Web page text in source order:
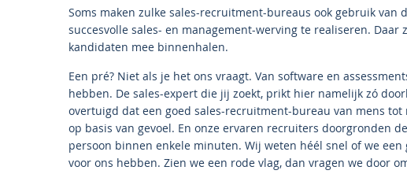
Soms maken zulke sales-recruitment-bureaus ook gebruik van
succesvolle sales- en management-werving te realiseren. Daar
kandidaten mee binnenhalen.
Een pré? Niet als je het ons vraagt. Van software en
hebben. De sales-expert die jij zoekt, prikt hier namelijk zó
overtuigd dat een goed sales-recruitment-bureau van mens tot
op basis van gevoel. En onze ervaren recruiters doorgronden
persoon binnen enkele minuten. Wij weten héél snel of we een
voor ons hebben. Zien we een rode vlag, dan vragen we door